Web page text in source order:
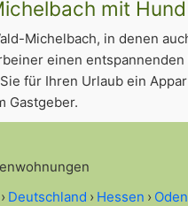
mit Hund
Michelbach, in denen
einen entspannenden
für Ihren Urlaub ein
Gastgeber.
Deutschland Hessen